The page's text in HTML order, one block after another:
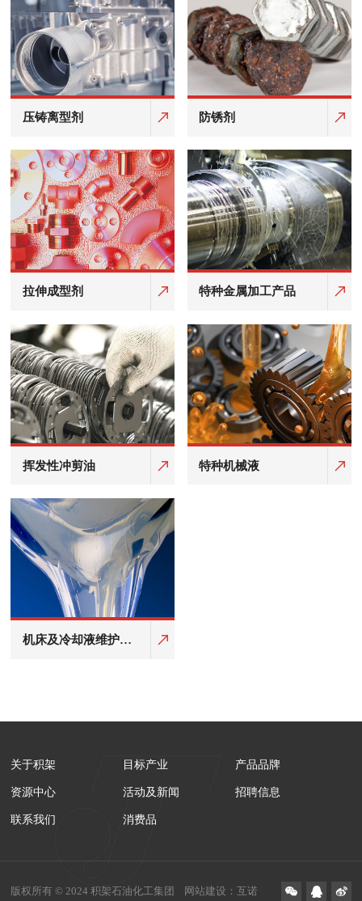
压铸离型剂 防锈剂
拉伸成型剂 特种金属加工产品
挥发性冲剪油 特种机械液
机床及冷却液维护产
关于积架 目标产业 产品品牌
资源中心 活动及新闻 招聘信息
联系我们 消费品
版权所有 © 2024 积架石油化工集团 网站建设 ：互诺